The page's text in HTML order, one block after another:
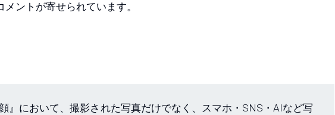
ントが寄せられています。
』において、撮影された写真だけでなく、スマホ・SNS・AIなど写